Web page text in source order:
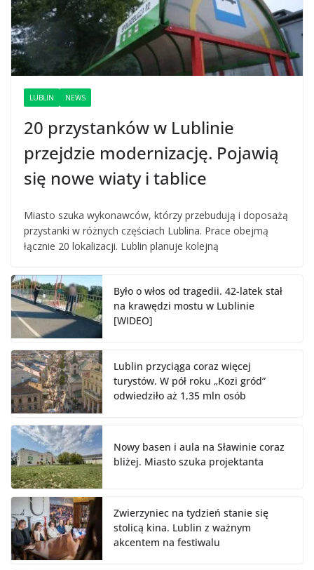
LUBLIN NEWS
20 przystanków w Lublinie
przejdzie modernizację. Pojawią
się nowe wiaty i tablice
Miasto szuka wykonawców, którzy przebudują i doposażą
przystanki w różnych częściach Lublina. Prace obejmą
łącznie 20 lokalizacji. Lublin planuje kolejną
Było o włos od tragedii. 42-latek stał
na krawędzi mostu w Lublinie
[WIDEO]
Lublin przyciąga coraz więcej
turystów. W pół roku „Kozi gród”
odwiedziło aż 1,35 mln osób
Nowy basen i aula na Sławinie coraz
bliżej. Miasto szuka projektanta
Zwierzyniec na tydzień stanie się
stolicą kina. Lublin z ważnym
akcentem na festiwalu